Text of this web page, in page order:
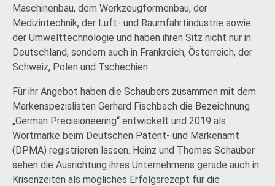
Maschinenbau, dem Werkzeugformenbau, der
Medizintechnik, der Luft- und Raumfahrtindustrie sowie
der Umwelttechnologie und haben ihren Sitz nicht nur in
Deutschland, sondern auch in Frankreich, Österreich, der
Schweiz, Polen und Tschechien.
Für ihr Angebot haben die Schaubers zusammen mit dem
Markenspezialisten Gerhard Fischbach die Bezeichnung
„German Precisioneering“ entwickelt und 2019 als
Wortmarke beim Deutschen Patent- und Markenamt
(DPMA) registrieren lassen. Heinz und Thomas Schauber
sehen die Ausrichtung ihres Unternehmens gerade auch in
Krisenzeiten als mögliches Erfolgsrezept für die